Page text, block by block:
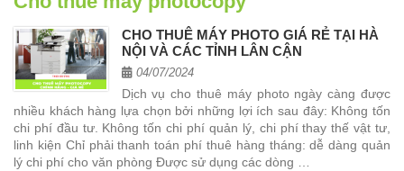
CHO THUÊ MÁY PHOTO GIÁ RẺ TẠI HÀ
NỘI VÀ CÁC TỈNH LÂN CẬN
04/07/2024
Dịch vụ cho thuê máy photo ngày càng được
nhiều khách hàng lựa chọn bởi những lợi ích sau đây: Không tốn
chi phí đầu tư. Không tốn chi phí quản lý, chi phí thay thế vật tư,
linh kiện Chỉ phải thanh toán phí thuê hàng tháng: dễ dàng quản
lý chi phí cho văn phòng Được sử dụng các dòng …